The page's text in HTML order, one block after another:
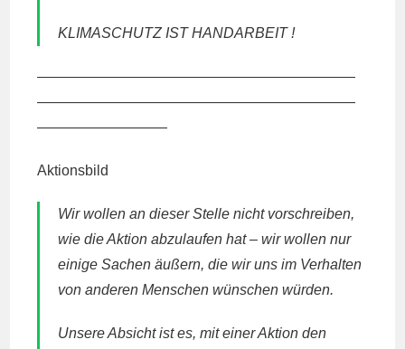
KLIMASCHUTZ IST HANDARBEIT !
——————————————————————
——————————————————————
—————————
Aktionsbild
Wir wollen an dieser Stelle nicht vorschreiben,
wie die Aktion abzulaufen hat – wir wollen nur
einige Sachen äußern, die wir uns im Verhalten
von anderen Menschen wünschen würden.
Unsere Absicht ist es, mit einer Aktion den